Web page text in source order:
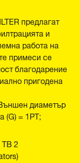
предлагат
и
работа на
примеси се
благодарение
пригодена
диаметър
(G) = 1PT;
2